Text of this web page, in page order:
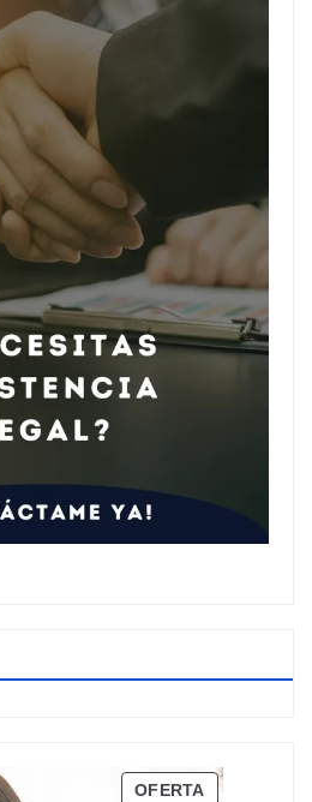
OFERTA PRODUCTO